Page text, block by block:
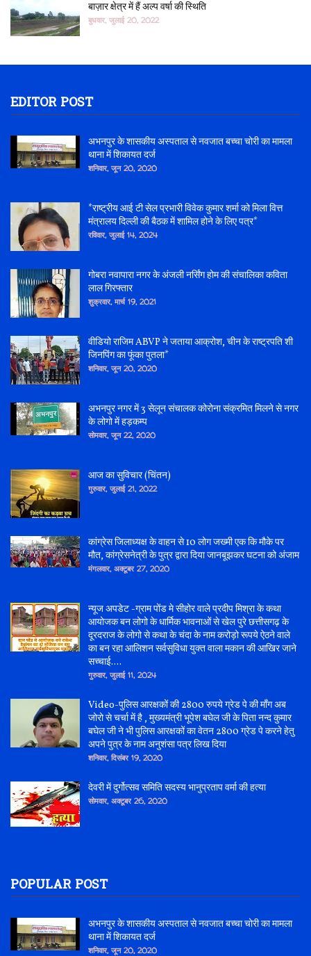
बाज़ार क्षेत्र में हैं अल्प वर्षा की स्थिति
बुधवार, जुलाई 20, 2022
EDITOR POST
अभनपुर के शासकीय अस्पताल से नवजात बच्चा चोरी का मामला
थाना में शिकायत दर्ज
शनिवार, जून 20, 2020
*राष्ट्रीय आई टी सेल प्रभारी विवेक कुमार शर्मा को मिला वित्त
मंत्रालय दिल्ली की बैठक में शामिल होने के लिए पत्र*
रविवार, जुलाई 14, 2024
गोबरा नवापारा नगर के अंजली नर्सिंग होम की संचालिका कविता
लाल गिरफ्तार
शुक्रवार, मार्च 19, 2021
वीडियो राजिम ABVP ने जताया आक्रोश, चीन के राष्ट्रपति शी
जिनपिंग का फूंका पुतला*
शनिवार, जून 20, 2020
अभनपुर नगर में 3 सेलून संचालक कोरोना संक्रमित मिलने से नगर
के लोगो में हड़कम्प
सोमवार, जून 22, 2020
आज का सुविचार (चिंतन)
गुरुवार, जुलाई 21, 2022
कांग्रेस जिलाध्यक्ष के वाहन से 10 लोग जख्मी एक कि मौके पर
मौत, कांग्रेसनेत्री के पुत्र द्वारा दिया जानबूझकर घटना को अंजाम
मंगलवार, अक्टूबर 27, 2020
न्यूज अपडेट -ग्राम पोंड मे सीहोर वाले प्रदीप मिश्रा के कथा
आयोजक बन लोगो के धार्मिक भावनाओं से खेल पुरे छत्तीसगढ़ के
दूरदराज के लोगो से कथा के चंदा के नाम करोड़ो रूपये ऐठने वाले
का बन रहा आलिशन सर्वसुविधा युक्त वाला मकान की आखिर जाने
सच्चाई....
गुरुवार, जुलाई 11, 2024
Video-पुलिस आरक्षकों की 2800 रुपये ग्रेड पे की माँग अब
जोरो से चर्चा में है , मुख्यमंत्री भूपेश बघेल जी के पिता नन्द कुमार
बघेल जी ने भी पुलिस आरक्षकों का वेतन 2800 ग्रेड पे करने हेतु
अपने पुत्र के नाम अनुशंसा पत्र लिख दिया
शनिवार, दिसंबर 19, 2020
देवरी में दुर्गोत्सव समिति सदस्य भानुप्रताप वर्मा की हत्या
सोमवार, अक्टूबर 26, 2020
POPULAR POST
अभनपुर के शासकीय अस्पताल से नवजात बच्चा चोरी का मामला
थाना में शिकायत दर्ज
शनिवार, जून 20, 2020